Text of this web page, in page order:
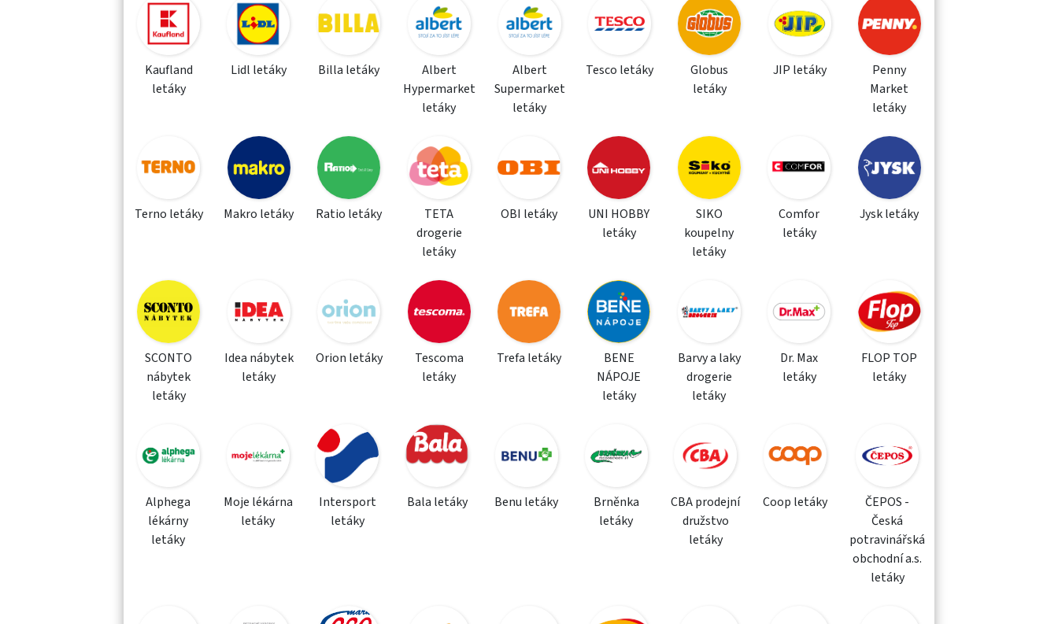
Kaufland
letáky
Lidl letáky Billa letáky
Albert
Hypermarket
letáky
Albert
Supermarket
letáky
Tesco letáky
Globus
letáky
JIP letáky
Penny
Market
letáky
Terno letáky Makro letáky Ratio letáky
TETA
drogerie
letáky
OBI letáky
UNI HOBBY
letáky
SIKO
koupelny
letáky
Comfor
letáky
Jysk letáky
SCONTO
nábytek
letáky
Idea nábytek
letáky
Orion letáky
Tescoma
letáky
Trefa letáky
BENE
NÁPOJE
letáky
Barvy a laky
drogerie
letáky
Dr. Max
letáky
FLOP TOP
letáky
Alphega
lékárny
letáky
Moje lékárna
letáky
Intersport
letáky
Bala letáky Benu letáky
Brněnka
letáky
CBA prodejní
družstvo
letáky
Coop letáky
ČEPOS -
Česká
potravinářská
obchodní a.s.
letáky